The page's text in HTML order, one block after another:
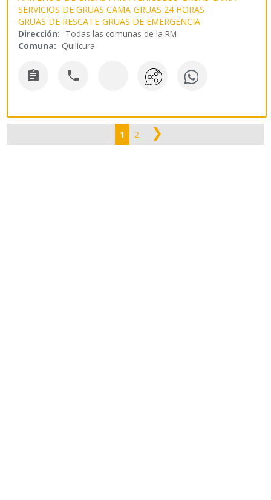
SERVICIOS DE GRUAS CAMA GRUAS 24 HORAS
GRUAS DE RESCATE GRUAS DE EMERGENCIA
Dirección: Todas las comunas de la RM
Comuna: Quilicura
 
1 2 ❯